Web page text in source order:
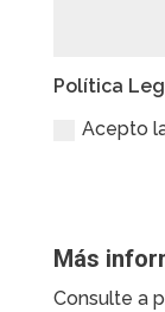
Política
Acepto
Más
Consulte a